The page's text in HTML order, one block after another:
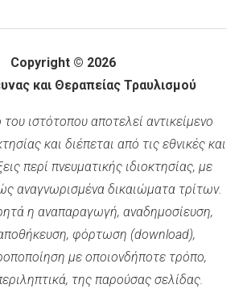
Copyright © 2026
και Θεραπείας Τραυλισμού
ιστότοπου αποτελεί αντικείμενο
και διέπεται από τις εθνικές και
περί πνευματικής ιδιοκτησίας, με
αναγνωρισμένα δικαιώματα τρίτων.
η αναπαραγωγή, αναδημοσίευση,
φόρτωση (download),
με οποιονδήποτε τρόπο,
της παρούσας σελίδας.